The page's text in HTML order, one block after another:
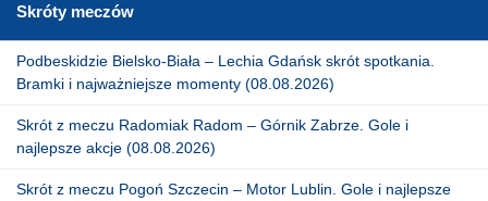
Skróty meczów
Podbeskidzie Bielsko-Biała – Lechia Gdańsk skrót spotkania.
Bramki i najważniejsze momenty (08.08.2026)
Skrót z meczu Radomiak Radom – Górnik Zabrze. Gole i
najlepsze akcje (08.08.2026)
Skrót z meczu Pogoń Szczecin – Motor Lublin. Gole i najlepsze